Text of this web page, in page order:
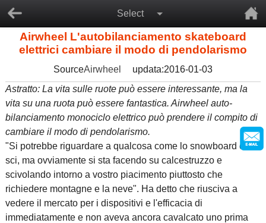
Select
Airwheel L'autobilanciamento skateboard
elettrici cambiare il modo di pendolarismo
SourceAirwheel
updata:2016-01-03
Astratto: La vita sulle ruote può essere interessante, ma la
vita su una ruota può essere fantastica. Airwheel auto-
bilanciamento monociclo elettrico può prendere il compito di
cambiare il modo di pendolarismo.
"Si potrebbe riguardare a qualcosa come lo snowboard o lo
sci, ma ovviamente si sta facendo su calcestruzzo e
scivolando intorno a vostro piacimento piuttosto che
richiedere montagne e la neve". Ha detto che riusciva a
vedere il mercato per i dispositivi e l'efficacia di
immediatamente e non aveva ancora cavalcato uno prima